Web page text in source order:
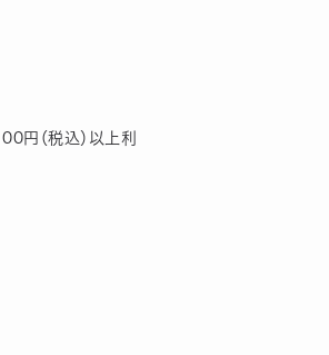
円（税込）以上利
ペーン